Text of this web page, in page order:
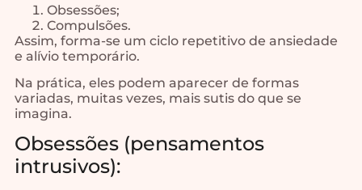
Obsessões;
Compulsões.
Assim, forma-se um ciclo repetitivo de ansiedade
e alívio temporário.
Na prática, eles podem aparecer de formas
variadas, muitas vezes, mais sutis do que se
imagina.
Obsessões (pensamentos
intrusivos):